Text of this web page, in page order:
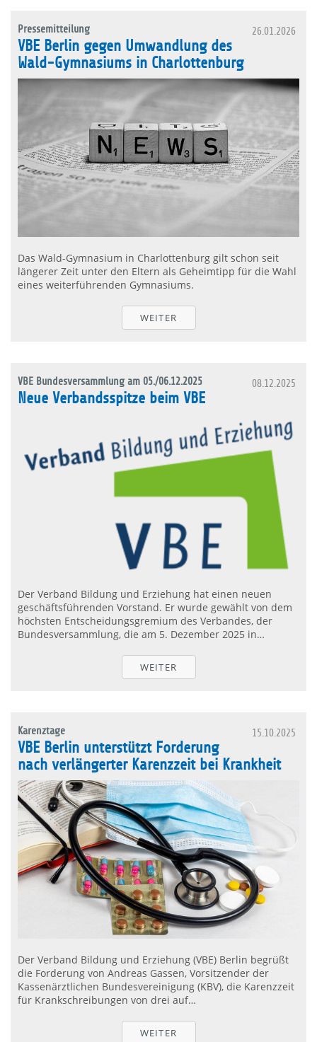
26.01.2026
Pressemitteilung
VBE Berlin gegen Umwandlung des
Wald-Gymnasiums in Charlottenburg
Das Wald-Gymnasium in Charlottenburg gilt schon seit
längerer Zeit unter den Eltern als Geheimtipp für die Wahl
eines weiterführenden Gymnasiums.
WEITER
08.12.2025
VBE Bundesversammlung am 05./06.12.2025
Neue Verbandsspitze beim VBE
Der Verband Bildung und Erziehung hat einen neuen
geschäftsführenden Vorstand. Er wurde gewählt von dem
höchsten Entscheidungsgremium des Verbandes, der
Bundesversammlung, die am 5. Dezember 2025 in…
WEITER
15.10.2025
Karenztage
VBE Berlin unterstützt Forderung
nach verlängerter Karenzzeit bei Krankheit
Der Verband Bildung und Erziehung (VBE) Berlin begrüßt
die Forderung von Andreas Gassen, Vorsitzender der
Kassenärztlichen Bundesvereinigung (KBV), die Karenzzeit
für Krankschreibungen von drei auf…
WEITER